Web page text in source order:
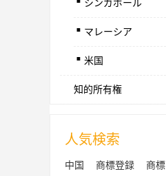
シンガポール
. マレーシア
. 米国
知的所有権
人気検索
中国 商標登録 商標